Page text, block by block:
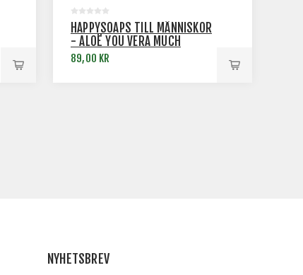
HAPPYSOAPS TILL MÄNNISKOR
- ALOË YOU VERA MUCH
89,00 KR
NYHETSBREV